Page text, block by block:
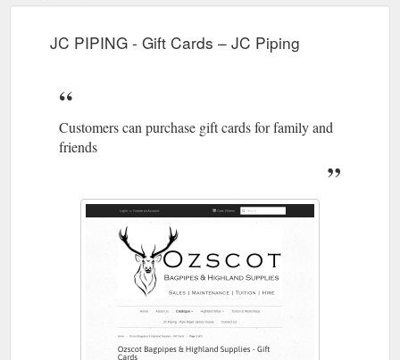
JC PIPING - Gift Cards – JC Piping
Customers can purchase gift cards for family and
friends